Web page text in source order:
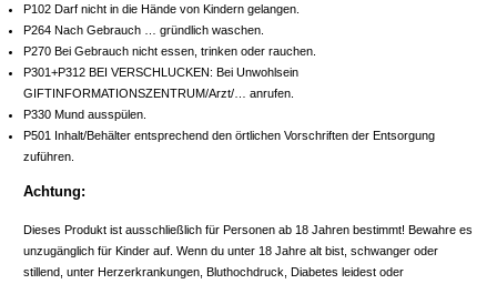
P102 Darf nicht in die Hände von Kindern gelangen.
P264 Nach Gebrauch … gründlich waschen.
P270 Bei Gebrauch nicht essen, trinken oder rauchen.
P301+P312 BEI VERSCHLUCKEN: Bei Unwohlsein
GIFTINFORMATIONSZENTRUM/Arzt/… anrufen.
P330 Mund ausspülen.
P501 Inhalt/Behälter entsprechend den örtlichen Vorschriften der Entsorgung
zuführen.
Achtung:
Dieses Produkt ist ausschließlich für Personen ab 18 Jahren bestimmt! Bewahre es
unzugänglich für Kinder auf. Wenn du unter 18 Jahre alt bist, schwanger oder
stillend, unter Herzerkrankungen, Bluthochdruck, Diabetes leidest oder